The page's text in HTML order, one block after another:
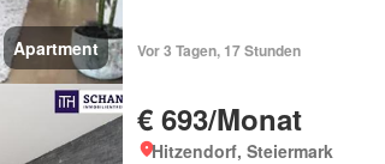
Apartment Vor 3 Tagen, 17 Stunden
€ 693/Monat
Hitzendorf, Steiermark